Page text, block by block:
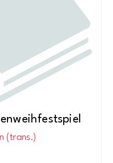
(trans.)